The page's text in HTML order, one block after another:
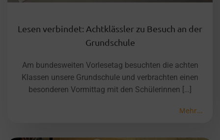
Lesen verbindet: Achtklässler zu Besuch an der
Grundschule
Am bundesweiten Vorlesetag besuchten die achten
Klassen unsere Grundschule und verbrachten einen
besonderen Vormittag mit den Schülerinnen […]
Mehr...